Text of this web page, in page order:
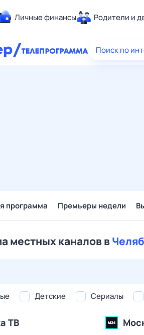
Личные финансы Родители и
Поиск по
программа Премьеры недели
местных каналов в
Детские Сериалы
ТВ